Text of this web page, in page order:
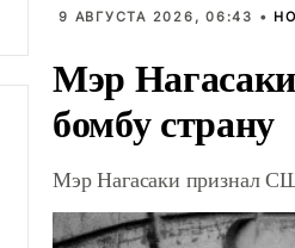
9 АВГУСТА 2026, 06:43 •
Мэр
бомбу страну
Мэр Нагасаки признал